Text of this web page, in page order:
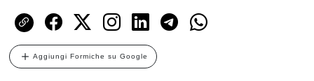
Aggiungi Formiche su Google